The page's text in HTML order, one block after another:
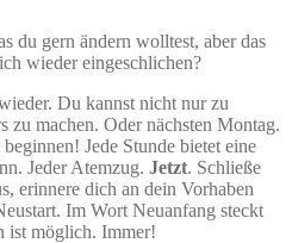
du gern ändern wolltest, aber das
wieder eingeschlichen?
Du kannst nicht nur zu
zu machen. Oder nächsten Montag.
Jede Stunde bietet eine
Jeder Atemzug. Jetzt. Schließe
erinnere dich an dein Vorhaben
Im Wort Neuanfang steckt
ist möglich. Immer!